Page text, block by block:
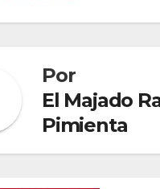
Por
El Majado
Pimienta